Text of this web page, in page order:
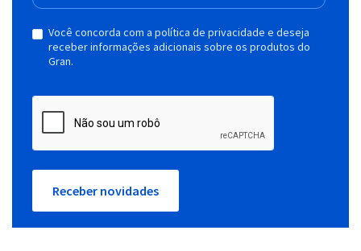
Você concorda com a política de privacidade e deseja
receber informações adicionais sobre os produtos do
Gran.
Receber novidades